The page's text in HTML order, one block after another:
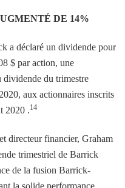
DE 14%
a déclaré un dividende pour
$ par action, une
dividende du trimestre
aux actionnaires inscrits
2020 .14
directeur financier, Graham
trimestriel de Barrick
de la fusion Barrick-
la solide performance